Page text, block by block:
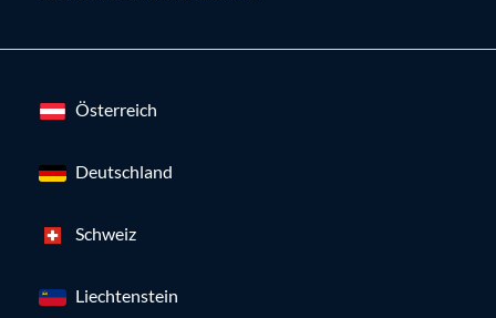
Österreich
Deutschland
Schweiz
Liechtenstein